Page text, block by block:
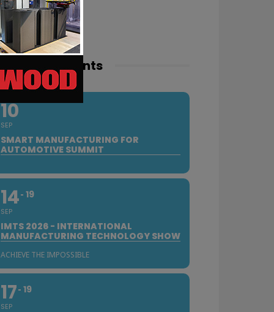
events
10
SEP
SMART MANUFACTURING FOR
AUTOMOTIVE SUMMIT
14
SEP
19
IMTS 2026 - INTERNATIONAL
MANUFACTURING TECHNOLOGY SHOW
ACHIEVE THE IMPOSSIBLE
17
SEP
19